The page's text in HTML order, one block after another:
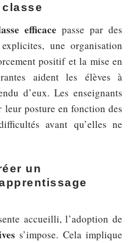
efficace passe par des
une organisation
positif et la mise en
aident les élèves à
d’eux. Les enseignants
leur posture en fonction des
avant qu’elles ne
un
accueilli, l’adoption de
s’impose. Cela implique